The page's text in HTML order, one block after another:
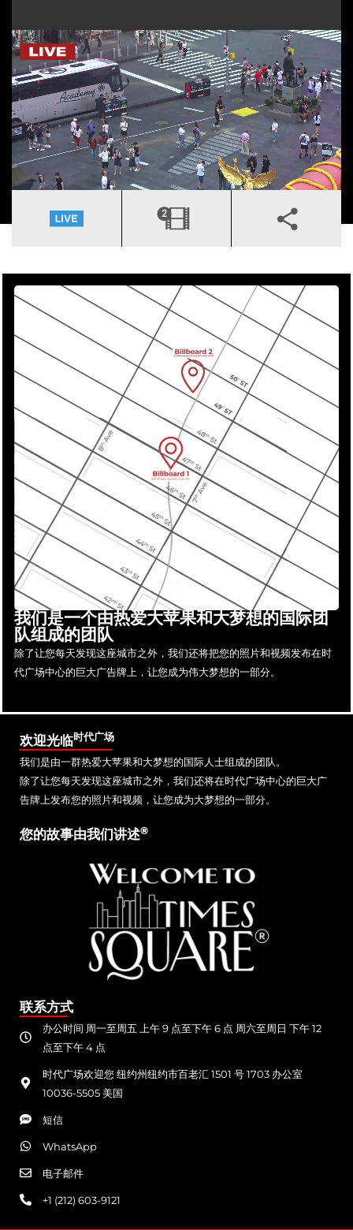
我们是一个由热爱大苹果和大梦想的国际团
队组成的团队
除了让您每天发现这座城市之外，我们还将把您的照片和视频发布在时
代广场中心的巨大广告牌上，让您成为伟大梦想的一部分。
欢迎光临时代广场
我们是由一群热爱大苹果和大梦想的国际人士组成的团队。
除了让您每天发现这座城市之外，我们还将在时代广场中心的巨大广
告牌上发布您的照片和视频，让您成为大梦想的一部分。
您的故事由我们讲述®
联系方式
办公时间 周一至周五 上午 9 点至下午 6 点 周六至周日 下午 12
点至下午 4 点
时代广场欢迎您 纽约州纽约市百老汇 1501 号 1703 办公室
10036-5505 美国
短信
WhatsApp
电子邮件
+1 (212) 603-9121